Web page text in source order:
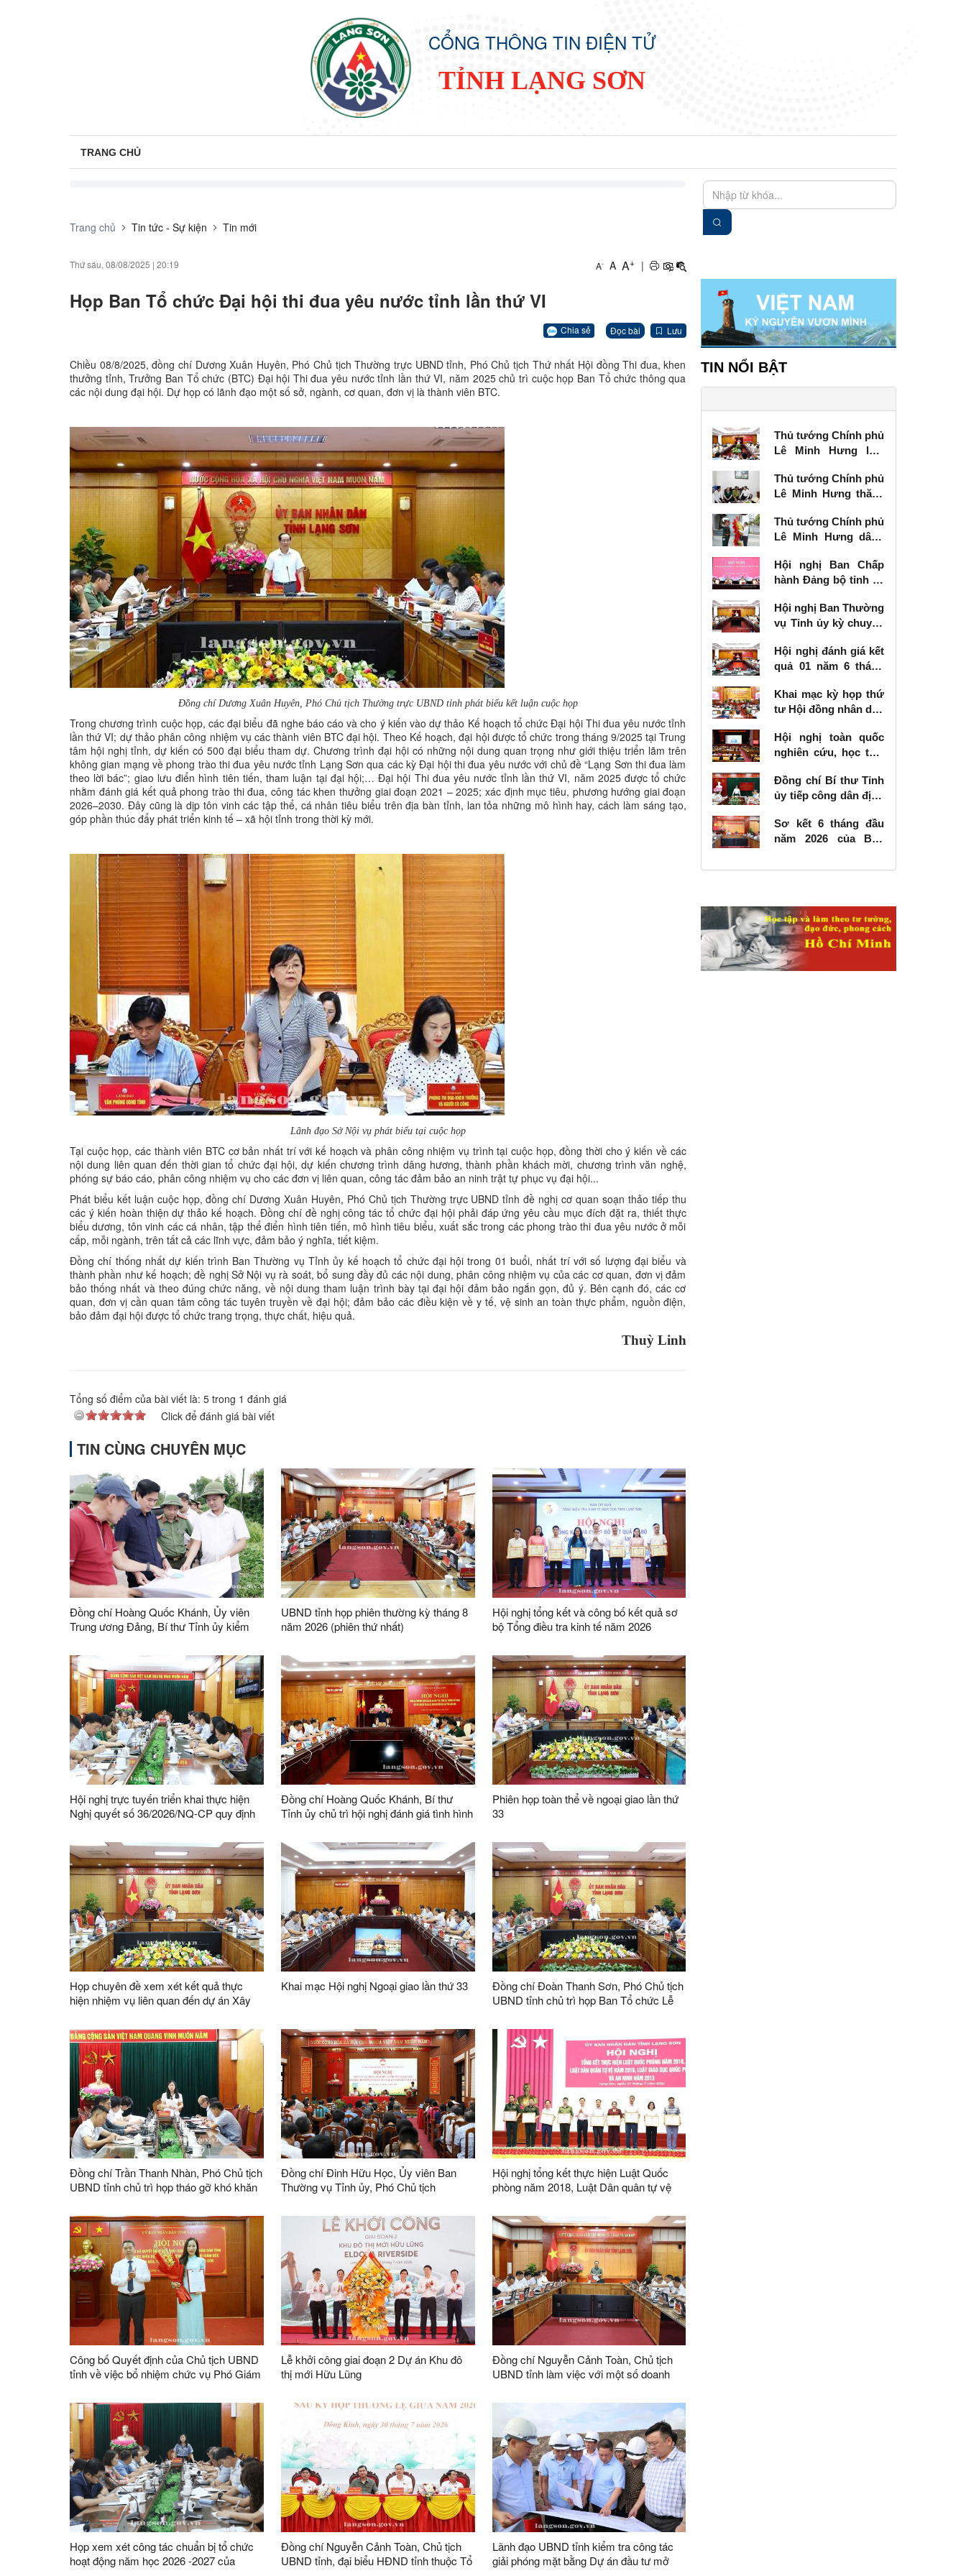
CỔNG THÔNG TIN ĐIỆN TỬ
TỈNH LẠNG SƠN
TRANG CHỦ
Trang chủ Tin tức - Sự kiện Tin mới
Thứ sáu, 08/08/2025 | 20:19 A- A A+ |
Họp Ban Tổ chức Đại hội thi đua yêu nước tỉnh lần thứ VI
Chia sẻ Đọc bài Lưu
Chiều 08/8/2025, đồng chí Dương Xuân Huyên, Phó Chủ tịch Thường trực UBND tỉnh, Phó Chủ tịch Thứ nhất Hội đồng Thi đua, khen
thưởng tỉnh, Trưởng Ban Tổ chức (BTC) Đại hội Thi đua yêu nước tỉnh lần thứ VI, năm 2025 chủ trì cuộc họp Ban Tổ chức thông qua
các nội dung đại hội. Dự họp có lãnh đạo một số sở, ngành, cơ quan, đơn vị là thành viên BTC.
Đồng chí Dương Xuân Huyên, Phó Chủ tịch Thường trực UBND tỉnh phát biểu kết luận cuộc họp
Trong chương trình cuộc họp, các đại biểu đã nghe báo cáo và cho ý kiến vào dự thảo Kế hoạch tổ chức Đại hội Thi đua yêu nước tỉnh
lần thứ VI; dự thảo phân công nhiệm vụ các thành viên BTC đại hội. Theo Kế hoạch, đại hội được tổ chức trong tháng 9/2025 tại Trung
tâm hội nghị tỉnh, dự kiến có 500 đại biểu tham dự. Chương trình đại hội có những nội dung quan trọng như giới thiệu triển lãm trên
không gian mạng về phong trào thi đua yêu nước tỉnh Lạng Sơn qua các kỳ Đại hội thi đua yêu nước với chủ đề “Lạng Sơn thi đua làm
theo lời bác”; giao lưu điển hình tiên tiến, tham luận tại đại hội;… Đại hội Thi đua yêu nước tỉnh lần thứ VI, năm 2025 được tổ chức
nhằm đánh giá kết quả phong trào thi đua, công tác khen thưởng giai đoạn 2021 – 2025; xác định mục tiêu, phương hướng giai đoạn
2026–2030. Đây cũng là dịp tôn vinh các tập thể, cá nhân tiêu biểu trên địa bàn tỉnh, lan tỏa những mô hình hay, cách làm sáng tạo,
góp phần thúc đẩy phát triển kinh tế – xã hội tỉnh trong thời kỳ mới.
Lãnh đạo Sở Nội vụ phát biểu tại cuộc họp
Tại cuộc họp, các thành viên BTC cơ bản nhất trí với kế hoạch và phân công nhiệm vụ trình tại cuộc họp, đồng thời cho ý kiến về các
nội dung liên quan đến thời gian tổ chức đại hội, dự kiến chương trình dâng hương, thành phần khách mời, chương trình văn nghệ,
phóng sự báo cáo, phân công nhiệm vụ cho các đơn vị liên quan, công tác đảm bảo an ninh trật tự phục vụ đại hội...
Phát biểu kết luận cuộc họp, đồng chí Dương Xuân Huyên, Phó Chủ tịch Thường trực UBND tỉnh đề nghị cơ quan soạn thảo tiếp thu
các ý kiến hoàn thiện dự thảo kế hoạch. Đồng chí đề nghị công tác tổ chức đại hội phải đáp ứng yêu cầu mục đích đặt ra, thiết thực
biểu dương, tôn vinh các cá nhân, tập thể điển hình tiên tiến, mô hình tiêu biểu, xuất sắc trong các phong trào thi đua yêu nước ở mỗi
cấp, mỗi ngành, trên tất cả các lĩnh vực, đảm bảo ý nghĩa, tiết kiệm.
Đồng chí thống nhất dự kiến trình Ban Thường vụ Tỉnh ủy kế hoạch tổ chức đại hội trong 01 buổi, nhất trí với số lượng đại biểu và
thành phần như kế hoạch; đề nghị Sở Nội vụ rà soát, bổ sung đầy đủ các nội dung, phân công nhiệm vụ của các cơ quan, đơn vị đảm
bảo thống nhất và theo đúng chức năng, về nội dung tham luận trình bày tại đại hội đảm bảo ngắn gọn, đủ ý. Bên cạnh đó, các cơ
quan, đơn vị cần quan tâm công tác tuyên truyền về đại hội; đảm bảo các điều kiện về y tế, vệ sinh an toàn thực phẩm, nguồn điện,
bảo đảm đại hội được tổ chức trang trọng, thực chất, hiệu quả.
Thuỳ Linh
Tổng số điểm của bài viết là: 5 trong 1 đánh giá
Click để đánh giá bài viết
TIN CÙNG CHUYÊN MỤC
Đồng chí Hoàng Quốc Khánh, Ủy viên
Trung ương Đảng, Bí thư Tỉnh ủy kiểm
Quần thể khu du lịch sinh thái, cáp treo
Mẫu Sơn
UBND tỉnh họp phiên thường kỳ tháng 8
năm 2026 (phiên thứ nhất)
Hội nghị tổng kết và công bố kết quả sơ
bộ Tổng điều tra kinh tế năm 2026
Hội nghị trực tuyến triển khai thực hiện
Nghị quyết số 36/2026/NQ-CP quy định
số vùng trồng, mã số cơ sở đóng gói
Đồng chí Hoàng Quốc Khánh, Bí thư
Tỉnh ủy chủ trì hội nghị đánh giá tình hình
nội trú liên cấp tại các xã biên giới trên
địa bàn tỉnh
Phiên họp toàn thể về ngoại giao lần thứ
33
Họp chuyên đề xem xét kết quả thực
hiện nhiệm vụ liên quan đến dự án Xây
Thành; phương án xử lý chuyển tiếp bồi
thường các công trình hạ tầng kỹ thuật
phục vụ giải phóng mặt bằng dự án Khu
công nghiệp VSIP Lạng Sơn
Khai mạc Hội nghị Ngoại giao lần thứ 33
Đồng chí Đoàn Thanh Sơn, Phó Chủ tịch
UBND tỉnh chủ trì họp Ban Tổ chức Lễ
hiệu "Doanh nhân, doanh nghiệp tiêu biểu
tỉnh Lạng Sơn" lần thứ V năm 2026
Đồng chí Trần Thanh Nhàn, Phó Chủ tịch
UBND tỉnh chủ trì họp tháo gỡ khó khăn
thông và khu tái định cư xã Lục Thôn
Đồng chí Đinh Hữu Học, Ủy viên Ban
Thường vụ Tỉnh ủy, Phó Chủ tịch
HĐND tỉnh tiếp xúc cử tri tại phường Kỳ
Hội nghị tổng kết thực hiện Luật Quốc
phòng năm 2018, Luật Dân quân tự vệ
an ninh năm 2013
Công bố Quyết định của Chủ tịch UBND
tỉnh về việc bổ nhiệm chức vụ Phó Giám
Lễ khởi công giai đoạn 2 Dự án Khu đô
thị mới Hữu Lũng
Đồng chí Nguyễn Cảnh Toàn, Chủ tịch
UBND tỉnh làm việc với một số doanh
vốn nhà nước trên địa bàn tỉnh
Họp xem xét công tác chuẩn bị tổ chức
hoạt động năm học 2026 -2027 của
Đồng chí Nguyễn Cảnh Toàn, Chủ tịch
UBND tỉnh, đại biểu HĐND tỉnh thuộc Tổ
Lãnh đạo UBND tỉnh kiểm tra công tác
giải phóng mặt bằng Dự án đầu tư mở
TIN NỔI BẬT
Thủ tướng Chính phủ
Lê Minh Hưng làm
vụ Tỉnh ủy Lạng Sơn
Thủ tướng Chính phủ
Lê Minh Hưng thăm,
binh tại Lạng Sơn
Thủ tướng Chính phủ
Lê Minh Hưng dâng
các Anh hùng liệt sĩ
tại Lạng Sơn
Hội nghị Ban Chấp
hành Đảng bộ tỉnh kỳ
Hội nghị Ban Thường
vụ Tỉnh ủy kỳ chuyên
Hội nghị đánh giá kết
quả 01 năm 6 tháng
số 57-NQ/TW
Khai mạc kỳ họp thứ
tư Hội đồng nhân dân
kỳ 2026 - 2031
Hội nghị toàn quốc
nghiên cứu, học tập,
khai thực hiện Nghị
quyết số 10-NQ/TW
phát triển kinh tế có
vốn đầu tư nước
Đồng chí Bí thư Tỉnh
ủy tiếp công dân định
Sơ kết 6 tháng đầu
năm 2026 của Ban
các công trình, dự án
giao thông vận tải